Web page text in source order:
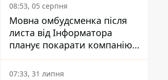
08:53, 05 серпня
Мовна омбудсменка після
листа від Інформатора
планує покарати компанію-
підрядника ПриватБанку
07:33, 31 липня